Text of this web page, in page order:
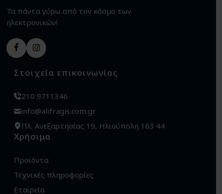
Τα πάντα γύρω από τον κόσμο των
ηλεκτρονικών!
Στοιχεία επικοινωνίας
210 9711346
info@alifragis.com.gr
Πλ. Ανεξαρτησίας 19, Ηλιούπολη 163 44
Χρήσιμα
Προϊόντα
Τεχνικές πληροφορίες
Εταιρεία